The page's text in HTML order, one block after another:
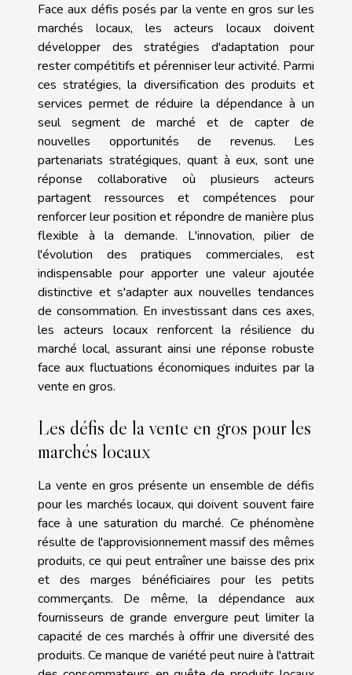
Face aux défis posés par la vente en gros sur les
marchés locaux, les acteurs locaux doivent
développer des stratégies d'adaptation pour
rester compétitifs et pérenniser leur activité. Parmi
ces stratégies, la diversification des produits et
services permet de réduire la dépendance à un
seul segment de marché et de capter de
nouvelles opportunités de revenus. Les
partenariats stratégiques, quant à eux, sont une
réponse collaborative où plusieurs acteurs
partagent ressources et compétences pour
renforcer leur position et répondre de manière plus
flexible à la demande. L'innovation, pilier de
l'évolution des pratiques commerciales, est
indispensable pour apporter une valeur ajoutée
distinctive et s'adapter aux nouvelles tendances
de consommation. En investissant dans ces axes,
les acteurs locaux renforcent la résilience du
marché local, assurant ainsi une réponse robuste
face aux fluctuations économiques induites par la
vente en gros.
Les défis de la vente en gros pour les
marchés locaux
La vente en gros présente un ensemble de défis
pour les marchés locaux, qui doivent souvent faire
face à une saturation du marché. Ce phénomène
résulte de l'approvisionnement massif des mêmes
produits, ce qui peut entraîner une baisse des prix
et des marges bénéficiaires pour les petits
commerçants. De même, la dépendance aux
fournisseurs de grande envergure peut limiter la
capacité de ces marchés à offrir une diversité des
produits. Ce manque de variété peut nuire à l'attrait